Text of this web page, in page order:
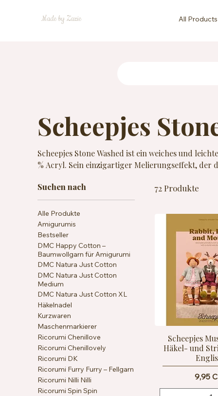
Made by Zazie All Products
Scheepjes
Scheepjes Stone Washed ist ein weiches und
% Acryl. Sein einzigartiger Melierungseffekt, der
Oberfläche. Ideal für leichte Kleidungsstücke,
Knäuel ergibt ca. 130 m Garn und ist für Nadeln
geeignet. Strapazierfähig, atmungsaktiv und
Suchen nach
Alle Produkte
Amigurumis
Bestseller
DMC Happy Cotton –
Baumwollgarn für Amigurumi
DMC Natura Just Cotton
DMC Natura Just Cotton
Medium
DMC Natura Just Cotton XL
Häkelnadel
Kurzwaren
Maschenmarkierer
Ricorumi Chenillove
Ricorumi Chenillovely
Ricorumi DK
Ricorumi Furry Furry – Fellgarn
Ricorumi Nilli Nilli
Ricorumi Spin Spin
72 Produkte
Scheepjes
Häkel- und
Preis
9,95